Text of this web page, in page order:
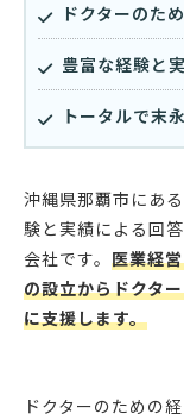
ドクターのた
豊富な経験と
トータルで末
沖縄県那覇市にあ
験と実績による回
会社です。 医業経
の設立からドクタ
に支援します。
ドクターのための